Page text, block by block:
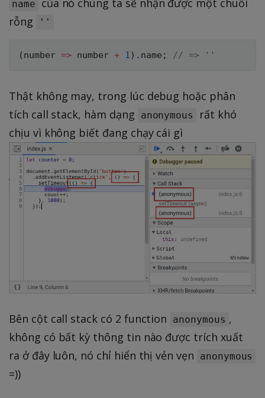
name
rỗng
''
( number => number + 1 ) . name ; // => ''
Thật không may, trong lúc debug hoặc phân
tích call stack, hàm dạng
anonymous
rất khó
chịu vì không biết đang chạy cái gì
Bên cột call stack có 2 function anonymous ,
không có bất kỳ thông tin nào được trích xuất
ra ở đây luôn, nó chỉ hiển thị vẻn vẹn
anonymous
=))